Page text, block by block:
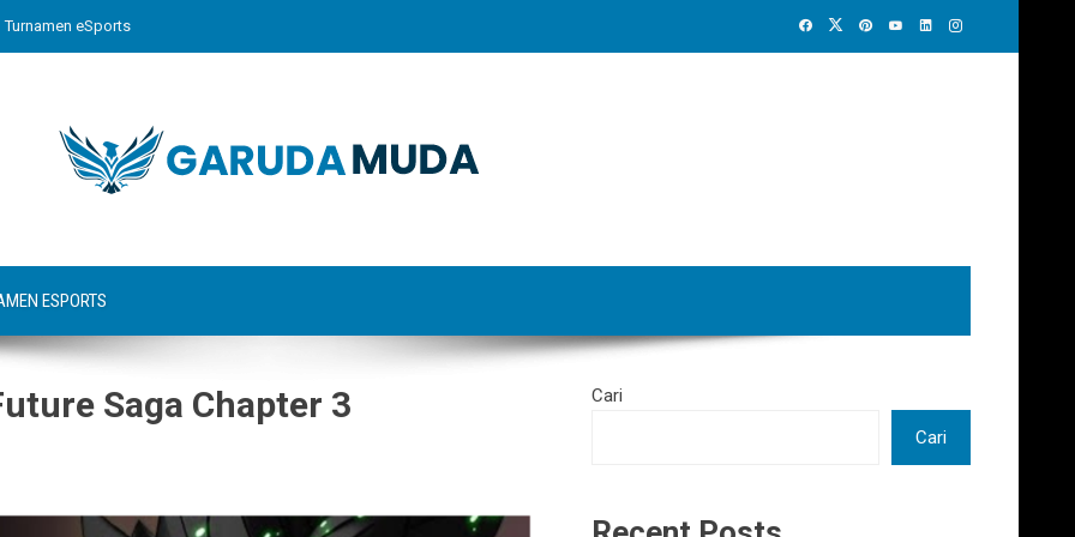
Turnamen eSports
ESPORTS
Saga Chapter 3
Cari
Cari